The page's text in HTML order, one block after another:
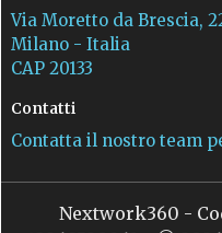
Via Moretto da Brescia,
Milano - Italia
CAP 20133
Contatti
Contatta il nostro team
Nextwork360 -